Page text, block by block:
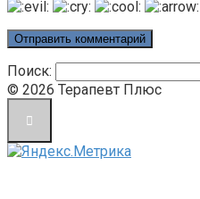
Поиск:
© 2026 Терапевт Плюс